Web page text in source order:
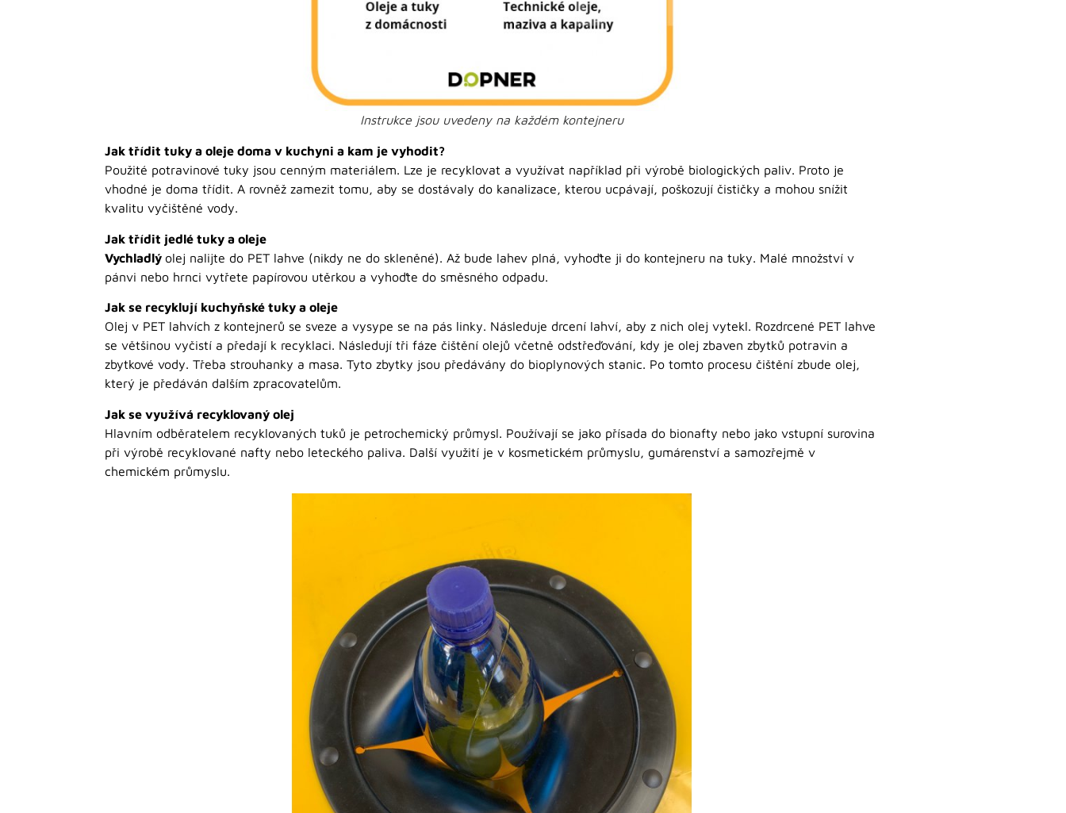
Instrukce jsou uvedeny na každém kontejneru
Jak třídit tuky a oleje doma v kuchyni a kam je vyhodit?
Použité potravinové tuky jsou cenným materiálem. Lze je recyklovat a využívat například při výrobě biologických paliv. Proto je
vhodné je doma třídit. A rovněž zamezit tomu, aby se dostávaly do kanalizace, kterou ucpávají, poškozují čističky a mohou snížit
kvalitu vyčištěné vody.
Jak třídit jedlé tuky a oleje
Vychladlý olej nalijte do PET lahve (nikdy ne do skleněné). Až bude lahev plná, vyhoďte ji do kontejneru na tuky. Malé množství v
pánvi nebo hrnci vytřete papírovou utěrkou a vyhoďte do směsného odpadu.
Jak se recyklují kuchyňské tuky a oleje
Olej v PET lahvích z kontejnerů se sveze a vysype se na pás linky. Následuje drcení lahví, aby z nich olej vytekl. Rozdrcené PET lahve
se většinou vyčistí a předají k recyklaci. Následují tři fáze čištění olejů včetně odstřeďování, kdy je olej zbaven zbytků potravin a
zbytkové vody. Třeba strouhanky a masa. Tyto zbytky jsou předávány do bioplynových stanic. Po tomto procesu čištění zbude olej,
který je předáván dalším zpracovatelům.
Jak se využívá recyklovaný olej
Hlavním odběratelem recyklovaných tuků je petrochemický průmysl. Používají se jako přísada do bionafty nebo jako vstupní surovina
při výrobě recyklované nafty nebo leteckého paliva. Další využití je v kosmetickém průmyslu, gumárenství a samozřejmě v
chemickém průmyslu.